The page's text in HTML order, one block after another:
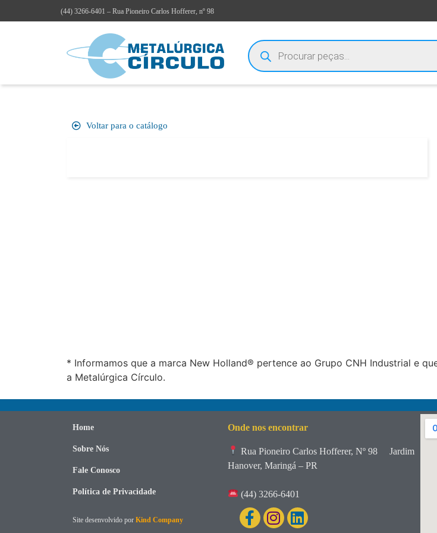
(44) 3266-6401 – Rua Pioneiro Carlos Hofferer, nº 98
Voltar para o catálogo
* Informamos que a marca New Holland® pertence ao Grupo CNH Industrial e
a Metalúrgica Círculo.
Home
Sobre Nós
Fale Conosco
Política de Privacidade
Site desenvolvido por Kind Company
Onde nos encontrar
Rua Pioneiro Carlos Hofferer, Nº 98
Jardim
Hanover, Maringá – PR
(44) 3266-6401